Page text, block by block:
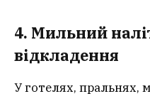
4. Мильний
відкладення
У готелях, пральнях,